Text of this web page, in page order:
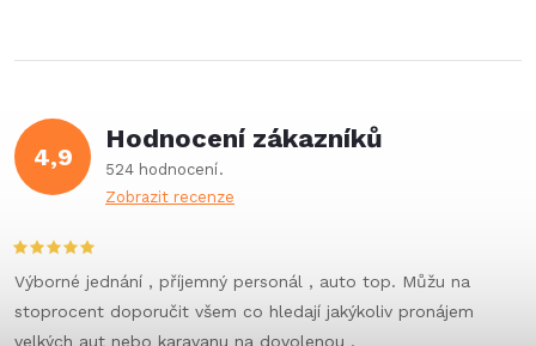
4,9
Hodnocení zákazníků
524 hodnocení
Zobrazit recenze
Výborné jednání , příjemný personál , auto top. Můžu na
stoprocent doporučit všem co hledají jakýkoliv pronájem
velkých aut nebo karavanu na dovolenou .